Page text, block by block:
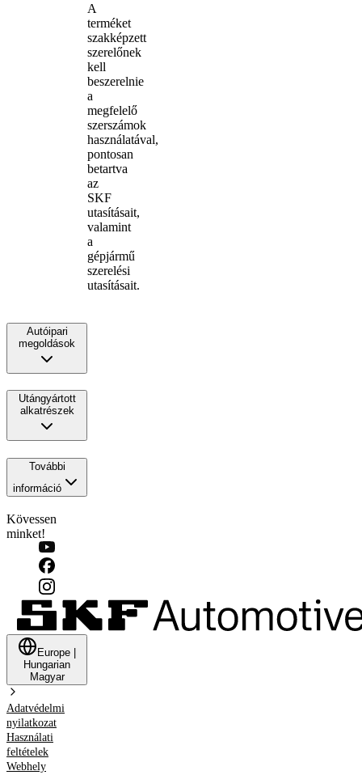
A
terméket
szakképzett
szerelőnek
kell
beszerelnie
a
megfelelő
szerszámok
használatával,
pontosan
betartva
az
SKF
utasításait,
valamint
a
gépjármű
szerelési
utasításait.
Autóipari
megoldások
Utángyártott
alkatrészek
További
információ
Kövessen
minket!
Europe
Hungarian
Magyar
Adatvédelmi
nyilatkozat
Használati
feltételek
Webhely